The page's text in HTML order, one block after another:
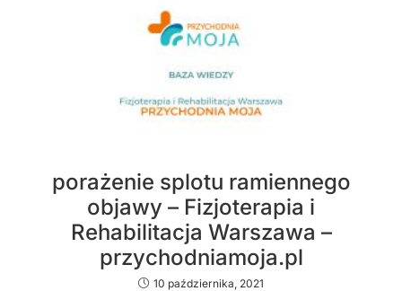
porażenie splotu ramiennego
objawy – Fizjoterapia i
Rehabilitacja Warszawa –
przychodniamoja.pl
10 października, 2021